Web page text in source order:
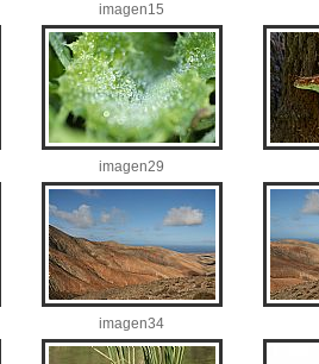
imagen15
imagen29
imagen34